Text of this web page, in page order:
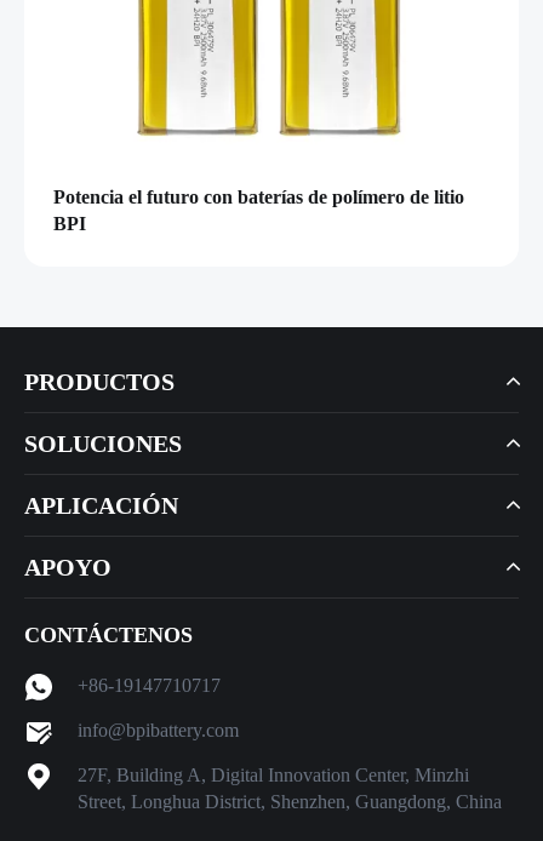
Potencia el futuro con baterías de polímero de litio
BPI
PRODUCTOS
SOLUCIONES
APLICACIÓN
APOYO
CONTÁCTENOS
+86-19147710717
info@bpibattery.com
27F, Building A, Digital Innovation Center, Minzhi
Street, Longhua District, Shenzhen, Guangdong, China